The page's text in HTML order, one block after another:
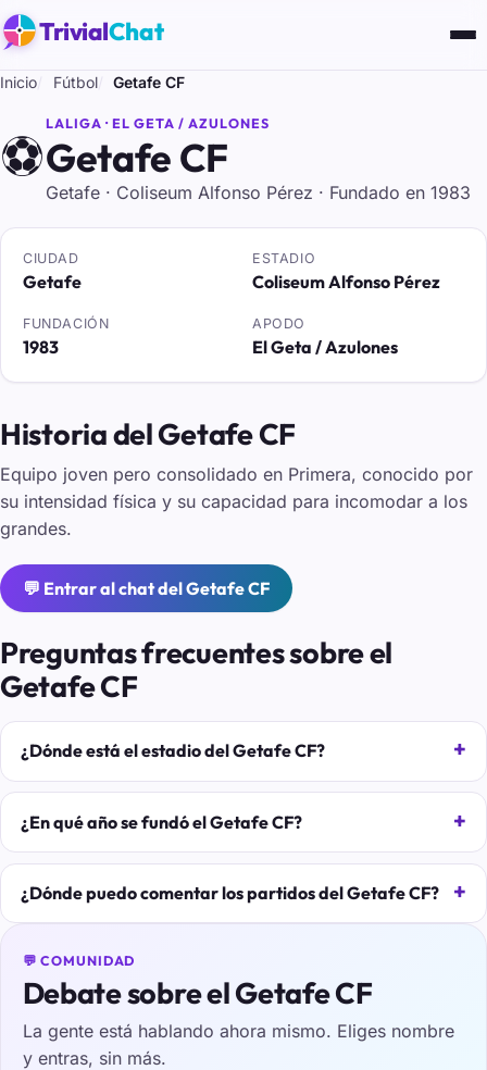
TrivialChat
Inicio Fútbol Getafe CF
⚽
LALIGA · EL GETA / AZULONES
Getafe CF
Getafe · Coliseum Alfonso Pérez · Fundado en 1983
CIUDAD
Getafe
ESTADIO
Coliseum Alfonso Pérez
FUNDACIÓN
1983
APODO
El Geta / Azulones
Historia del Getafe CF
Equipo joven pero consolidado en Primera, conocido por
su intensidad física y su capacidad para incomodar a los
grandes.
💬 Entrar al chat del Getafe CF
Preguntas frecuentes sobre el
Getafe CF
¿Dónde está el estadio del Getafe CF?
¿En qué año se fundó el Getafe CF?
¿Dónde puedo comentar los partidos del Getafe CF?
💬 COMUNIDAD
Debate sobre el Getafe CF
La gente está hablando ahora mismo. Eliges nombre
y entras, sin más.